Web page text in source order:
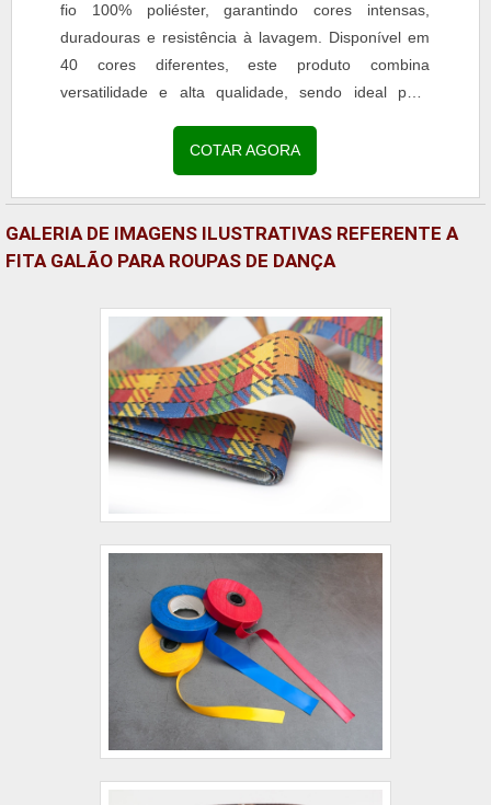
fio 100% poliéster, garantindo cores intensas,
duradouras e resistência à lavagem. Disponível em
40 cores diferentes, este produto combina
versatilidade e alta qualidade, sendo ideal para
acabamento uniforme e toque macio, a fita é perfeita
para decoração de uniformes escolares, roupas
profissionais, jeans, calças legging, reforço de gola
em camisarias e personalização de bolsas e
mochilas. A escolha pela fita galão listrada assegura
agregando valor às criações e atendendo às
demandas de clientes exigentes.
COTAR AGORA
GALERIA DE IMAGENS ILUSTRATIVAS REFERENTE A
FITA GALÃO PARA ROUPAS DE DANÇA